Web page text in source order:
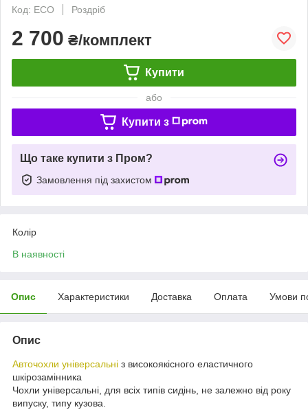
Код: ECO
Роздріб
2 700 ₴/комплект
Купити
або
Купити з
Що таке купити з Пром?
Замовлення під захистом
Колір
В наявності
Опис Характеристики Доставка Оплата Умови
Опис
Авточохли універсальні з високоякісного еластичного
шкірозамінника
Чохли універсальні, для всіх типів сидінь, не залежно від року
випуску, типу кузова.